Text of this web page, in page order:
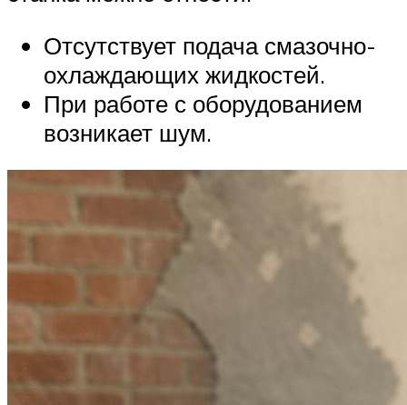
Отсутствует подача смазочно-
охлаждающих жидкостей.
При работе с оборудованием
возникает шум.